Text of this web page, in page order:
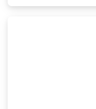
Gunakan Akal Sehat*